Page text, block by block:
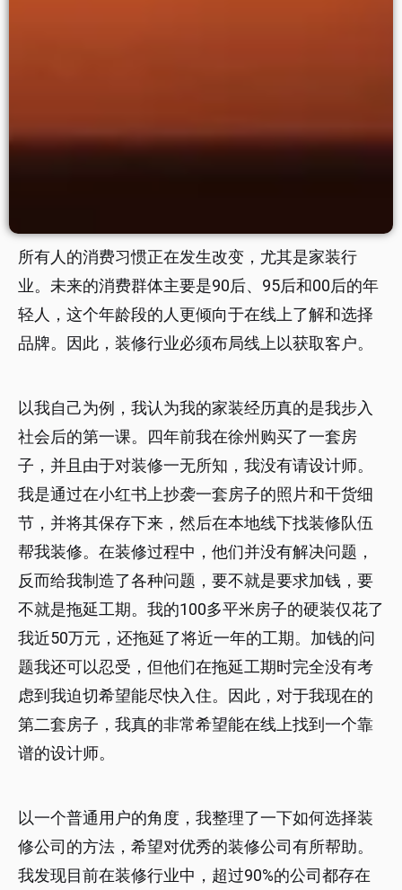
所有人的消费习惯正在发生改变，尤其是家装行
业。未来的消费群体主要是90后、95后和00后的年
轻人，这个年龄段的人更倾向于在线上了解和选择
品牌。因此，装修行业必须布局线上以获取客户。
以我自己为例，我认为我的家装经历真的是我步入
社会后的第一课。四年前我在徐州购买了一套房
子，并且由于对装修一无所知，我没有请设计师。
我是通过在小红书上抄袭一套房子的照片和干货细
节，并将其保存下来，然后在本地线下找装修队伍
帮我装修。在装修过程中，他们并没有解决问题，
反而给我制造了各种问题，要不就是要求加钱，要
不就是拖延工期。我的100多平米房子的硬装仅花了
我近50万元，还拖延了将近一年的工期。加钱的问
题我还可以忍受，但他们在拖延工期时完全没有考
虑到我迫切希望能尽快入住。因此，对于我现在的
第二套房子，我真的非常希望能在线上找到一个靠
谱的设计师。
以一个普通用户的角度，我整理了一下如何选择装
修公司的方法，希望对优秀的装修公司有所帮助。
我发现目前在装修行业中，超过90%的公司都存在